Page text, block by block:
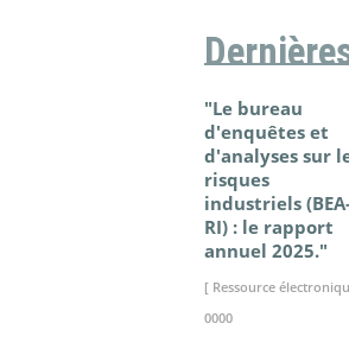
"Le bureau
d'enquêtes et
d'analyses sur
risques
industriels
RI) : le rapport
annuel 2025."
[ Ressource
0000